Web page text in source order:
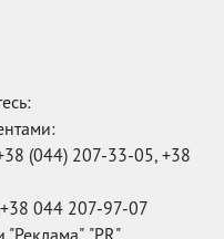
(044) 207-33-05, +38
044 207-97-07